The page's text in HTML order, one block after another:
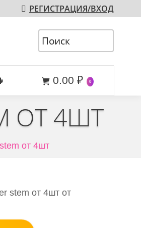
РЕГИСТРАЦИЯ/ВХОД
0.00 ₽ 0
ОТ 4ШТ
от 4шт
stem от 4шт от